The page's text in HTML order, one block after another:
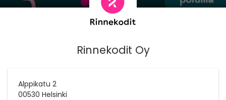
Rinnekodit Oy
Alppikatu 2
00530 Helsinki